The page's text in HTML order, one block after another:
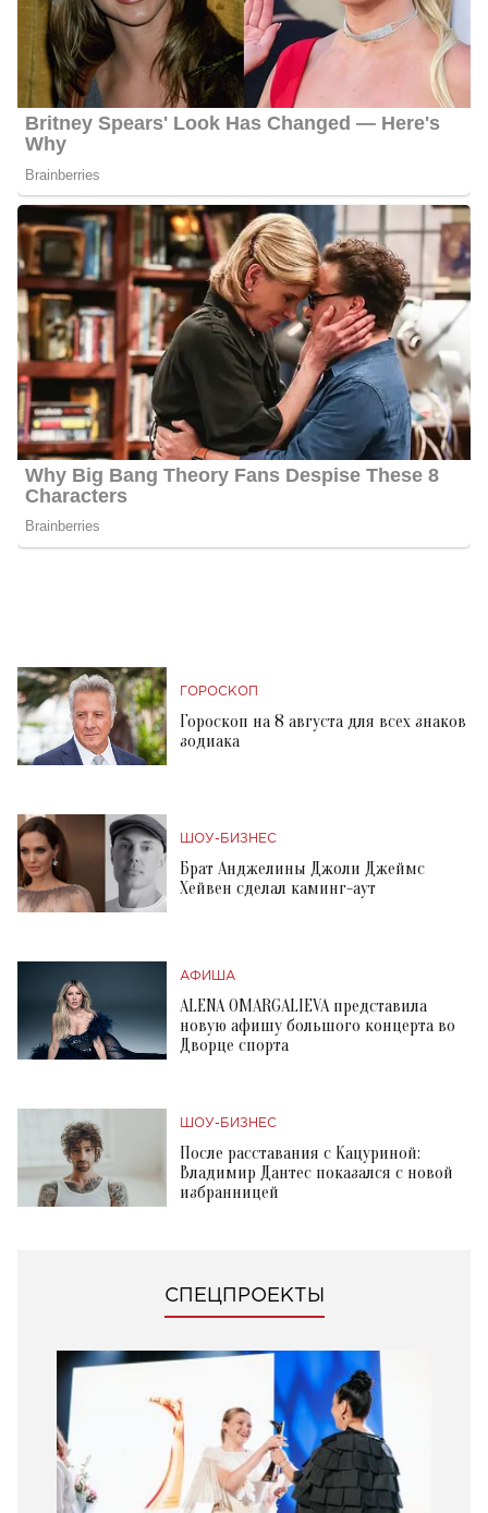
ГОРОСКОП
Гороскоп на 8 августа для всех знаков
зодиака
ШОУ-БИЗНЕС
Брат Анджелины Джоли Джеймс
Хейвен сделал каминг-аут
АФИША
ALENA OMARGALIEVA представила
новую афишу большого концерта во
Дворце спорта
ШОУ-БИЗНЕС
После расставания с Кацуриной:
Владимир Дантес показался с новой
избранницей
СПЕЦПРОЕКТЫ